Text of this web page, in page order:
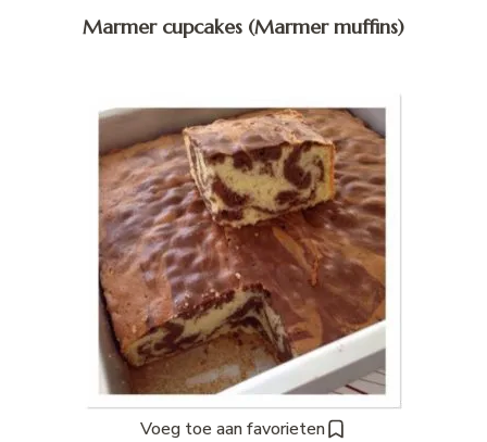
Marmer cupcakes (Marmer muffins)
Voeg toe aan favorieten